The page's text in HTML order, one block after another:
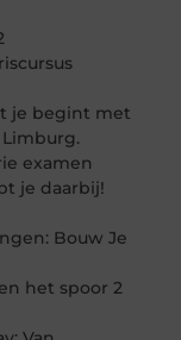
je begint met
examen
je daarbij!
Bouw Je
het spoor 2